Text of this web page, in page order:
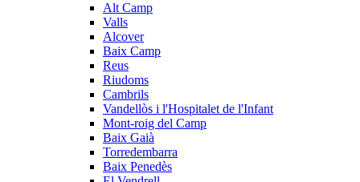
Alt Camp
Valls
Alcover
Baix Camp
Reus
Riudoms
Cambrils
Vandellòs i l'Hospitalet de l'Infant
Mont-roig del Camp
Baix Gaià
Torredembarra
Baix Penedès